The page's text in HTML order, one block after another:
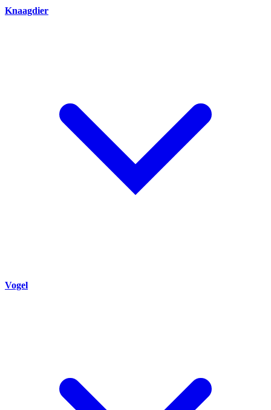
Knaagdier
Vogel